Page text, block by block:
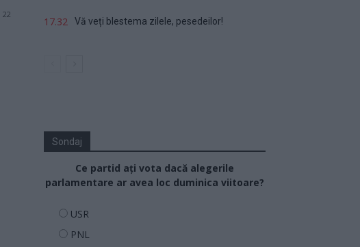
22
17.32 Vă veți blestema zilele, pesedeilor!
Sondaj
Ce partid ați vota dacă alegerile
parlamentare ar avea loc duminica viitoare?
USR
PNL